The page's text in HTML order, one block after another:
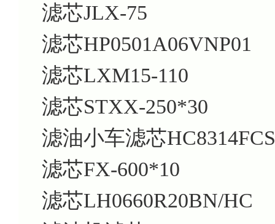
滤芯JLX-75
滤芯HP0501A06VNP01
滤芯LXM15-110
滤芯STXX-250*30
滤油小车滤芯
滤芯FX-600*10
滤芯LH0660R20BN/HC